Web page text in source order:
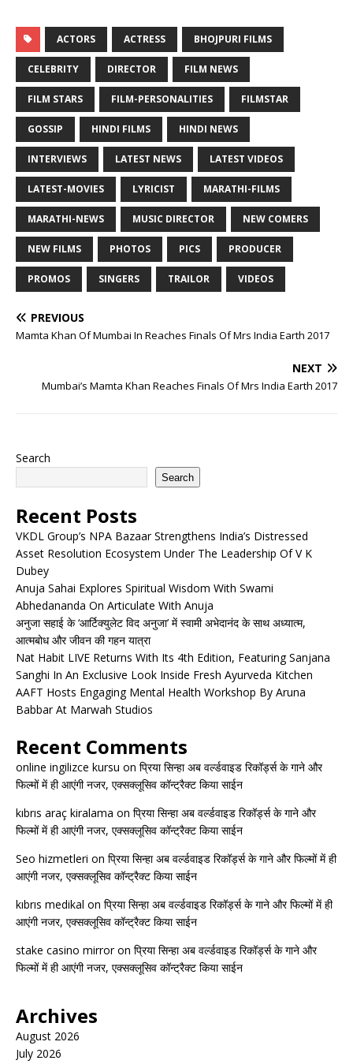
ACTORS ACTRESS BHOJPURI FILMS
CELEBRITY DIRECTOR FILM NEWS
FILM STARS FILM-PERSONALITIES FILMSTAR
GOSSIP HINDI FILMS HINDI NEWS
INTERVIEWS LATEST NEWS LATEST VIDEOS
LATEST-MOVIES LYRICIST MARATHI-FILMS
MARATHI-NEWS MUSIC DIRECTOR NEW COMERS
NEW FILMS PHOTOS PICS PRODUCER
PROMOS SINGERS TRAILOR VIDEOS
PREVIOUS
Mamta Khan Of Mumbai In Reaches Finals Of Mrs India Earth 2017
NEXT
Mumbai’s Mamta Khan Reaches Finals Of Mrs India Earth 2017
Search
Search
Recent Posts
VKDL Group’s NPA Bazaar Strengthens India’s Distressed
Asset Resolution Ecosystem Under The Leadership Of V K
Dubey
Anuja Sahai Explores Spiritual Wisdom With Swami
Abhedananda On Articulate With Anuja
अनुजा सहाई के ‘आर्टिक्युलेट विद अनुजा’ में स्वामी अभेदानंद के साथ अध्यात्म,
आत्मबोध और जीवन की गहन यात्रा
Nat Habit LIVE Returns With Its 4th Edition, Featuring Sanjana
Sanghi In An Exclusive Look Inside Fresh Ayurveda Kitchen
AAFT Hosts Engaging Mental Health Workshop By Aruna
Babbar At Marwah Studios
Recent Comments
online ingilizce kursu on प्रिया सिन्हा अब वर्ल्डवाइड रिकॉर्ड्स के गाने और
फिल्मों में ही आएंगी नजर, एक्सक्लूसिव कॉन्ट्रैक्ट किया साईन
kıbrıs araç kiralama on प्रिया सिन्हा अब वर्ल्डवाइड रिकॉर्ड्स के गाने और
फिल्मों में ही आएंगी नजर, एक्सक्लूसिव कॉन्ट्रैक्ट किया साईन
Seo hizmetleri on प्रिया सिन्हा अब वर्ल्डवाइड रिकॉर्ड्स के गाने और फिल्मों में ही
आएंगी नजर, एक्सक्लूसिव कॉन्ट्रैक्ट किया साईन
kıbrıs medikal on प्रिया सिन्हा अब वर्ल्डवाइड रिकॉर्ड्स के गाने और फिल्मों में ही
आएंगी नजर, एक्सक्लूसिव कॉन्ट्रैक्ट किया साईन
stake casino mirroron प्रिया सिन्हा अब वर्ल्डवाइड रिकॉर्ड्स के गाने और
फिल्मों में ही आएंगी नजर, एक्सक्लूसिव कॉन्ट्रैक्ट किया साईन
Archives
August 2026
July 2026